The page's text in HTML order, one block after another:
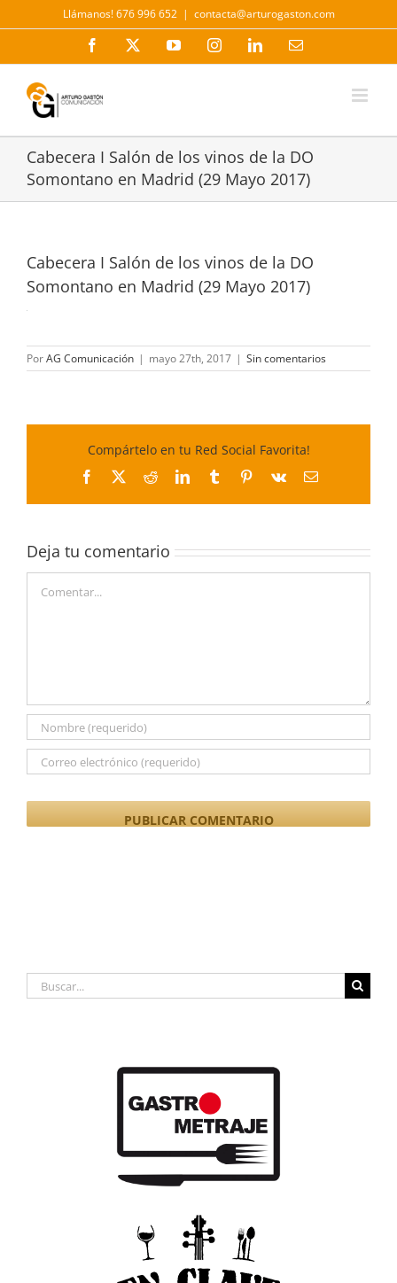
al
Llámanos! 676 996 652 | contacta@arturogaston.com
Facebook YouTubeInstagramLinkedInCorreo
Cabecera I Salón de los vinos de la DO
Somontano en Madrid (29 Mayo 2017)
Cabecera I Salón de los vinos de la DO
Somontano en Madrid (29 Mayo 2017)
PorAG Comunicación | mayo 27th, 2017 | Sin comentarios
Compártelo en tu Red Social Favorita!
Facebook
X RedditLinkedInTumblrPinterest
Vk
Correo
Deja tu comentario
Buscar: